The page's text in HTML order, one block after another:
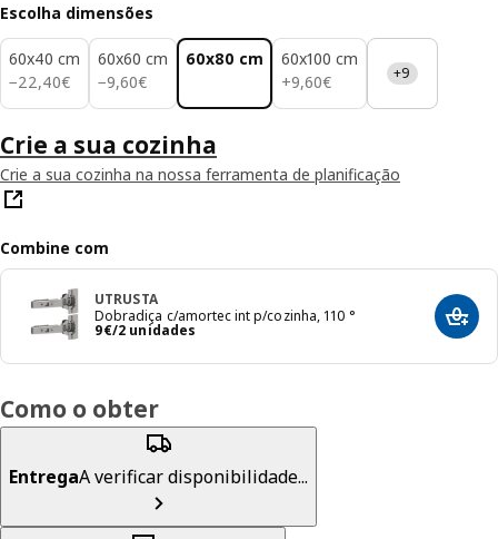
Escolha dimensões
60x40 cm
−22,40€
22,40€
60x60 cm
−9,60€
9,60€
60x80 cm
60x100 cm
+9,60€
9,60€ +9
Crie a sua cozinha
Crie a sua cozinha na nossa ferramenta de planificação
Combine com
UTRUSTA
Dobradiça c/amortec int p/cozinha, 110 °
9€/2 unidades
Preço 9€/2 unidades
Como o obter
EntregaA verificar disponibilidade...